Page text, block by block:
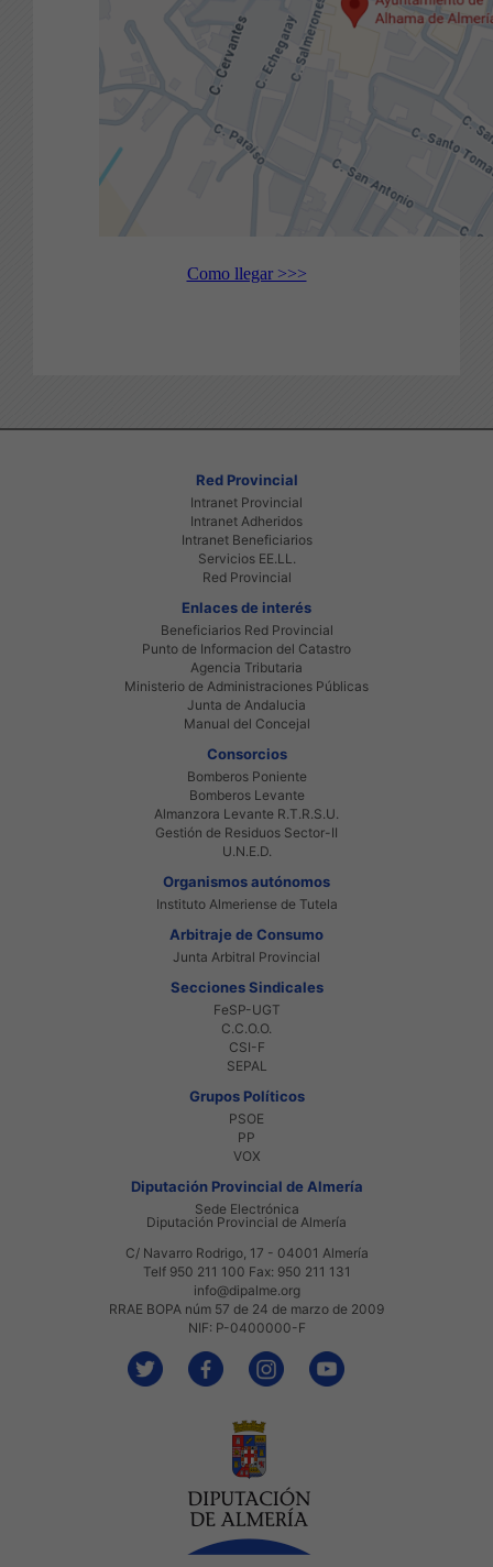
Como llegar >>>
Red Provincial
Intranet Provincial
Intranet Adheridos
Intranet Beneficiarios
Servicios EE.LL.
Red Provincial
Enlaces de interés
Beneficiarios Red Provincial
Punto de Informacion del Catastro
Agencia Tributaria
Ministerio de Administraciones Públicas
Junta de Andalucia
Manual del Concejal
Consorcios
Bomberos Poniente
Bomberos Levante
Almanzora Levante R.T.R.S.U.
Gestión de Residuos Sector-II
U.N.E.D.
Organismos autónomos
Instituto Almeriense de Tutela
Arbitraje de Consumo
Junta Arbitral Provincial
Secciones Sindicales
FeSP-UGT
C.C.O.O.
CSI-F
SEPAL
Grupos Políticos
PSOE
PP
VOX
Diputación Provincial de Almería
Sede Electrónica
Diputación Provincial de Almería
C/ Navarro Rodrigo, 17 - 04001 Almería
Telf 950 211 100 Fax: 950 211 131
info@dipalme.org
RRAE BOPA núm 57 de 24 de marzo de 2009
NIF: P-0400000-F